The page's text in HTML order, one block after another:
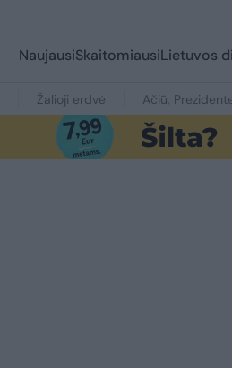
NaujausiSkaitomiausiLietuvos
Žalioji erdvė Ačiū,